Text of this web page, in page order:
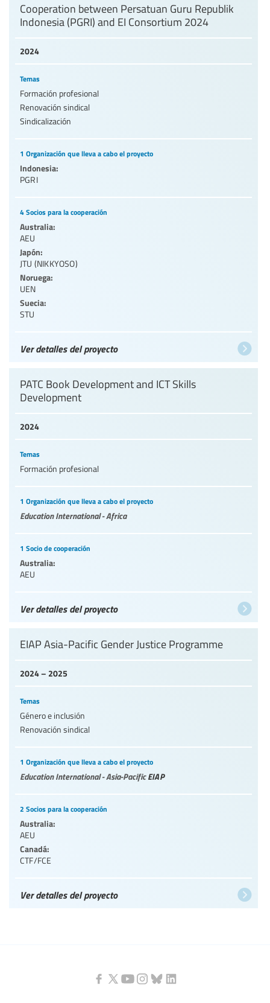
2024
Cooperation between Persatuan Guru Republik
Indonesia (PGRI) and EI Consortium 2024
Temas
Formación profesional
Renovación sindical
Sindicalización
1 Organización que lleva a cabo el proyecto
Indonesia:
PGRI
4 Socios para la cooperación
Australia:
AEU
Japón:
JTU (NIKKYOSO)
Noruega:
UEN
Suecia:
STU
Ver detalles del proyecto
2024
PATC Book Development and ICT Skills
Development
Temas
Formación profesional
1 Organización que lleva a cabo el proyecto
Education International - Africa
1 Socio de cooperación
Australia:
AEU
Ver detalles del proyecto
2024 – 2025
EIAP Asia-Pacific Gender Justice Programme
Temas
Género e inclusión
Renovación sindical
1 Organización que lleva a cabo el proyecto
Education International - Asia-PacificEIAP
2 Socios para la cooperación
Australia:
AEU
Canadá:
CTF/FCE
Ver detalles del proyecto